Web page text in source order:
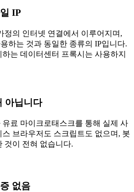
IP
정의 인터넷 연결에서 이루어지며,
하는 것과 동일한 종류의 IP입니다.
는 데이터센터 프록시는 사용하지
아닙니다
료 마이크로태스크를 통해 실제 사
브라우저도 스크립트도 없으며, 봇
것이 전혀 없습니다.
없음